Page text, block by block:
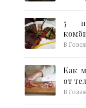
5
В
Как
от
В